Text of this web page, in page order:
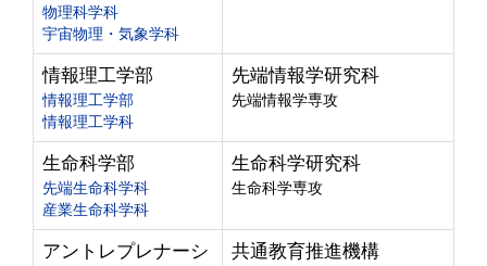
物理科学科
宇宙物理・気象学科
情報理工学部
情報理工学部
情報理工学科
先端情報学研究科
先端情報学専攻
生命科学部
先端生命科学科
産業生命科学科
生命科学研究科
生命科学専攻
アントレプレナーシ
共通教育推進機構